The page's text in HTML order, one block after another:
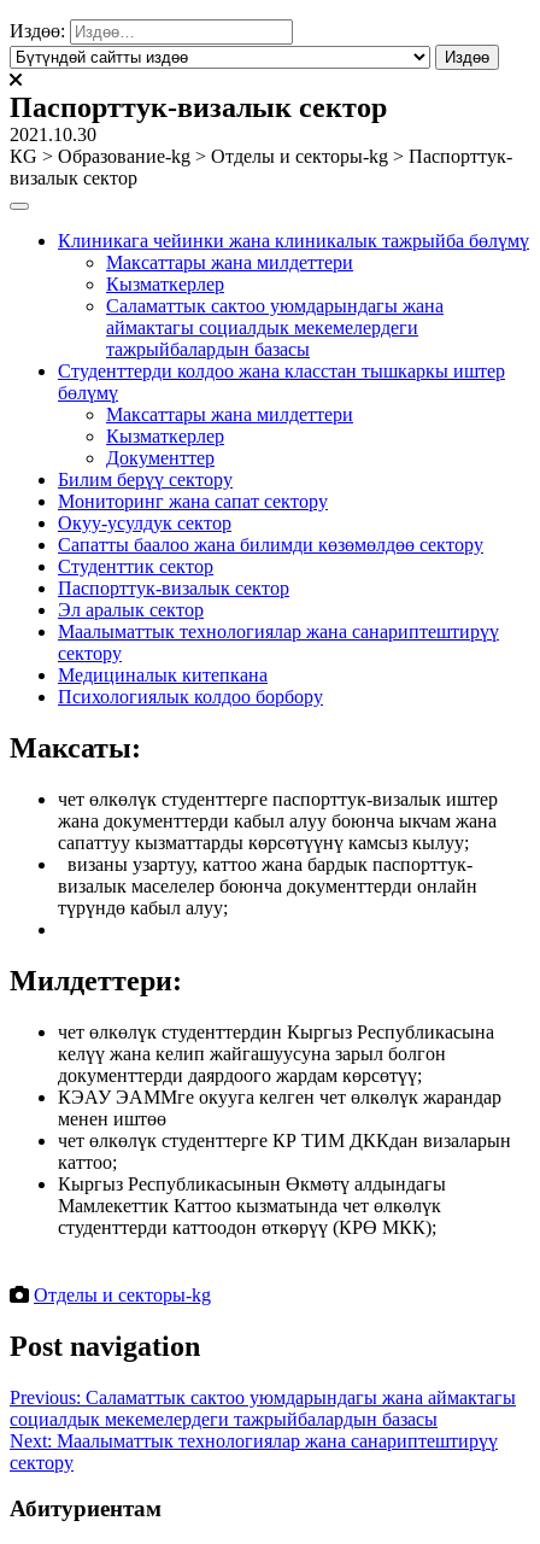
Издөө:
Паспорттук-визалык сектор
2021.10.30
КG > Образование-kg > Отделы и секторы-kg > Паспорттук-
визалык сектор
Клиникага чейинки жана клиникалык тажрыйба бөлүмү
Максаттары жана милдеттери
Кызматкерлер
Саламаттык сактоо уюмдарындагы жана
аймактагы социалдык мекемелердеги
тажрыйбалардын базасы
Студенттерди колдоо жана класстан тышкаркы иштер
бөлүмү
Максаттары жана милдеттери
Кызматкерлер
Документтер
Билим берүү сектору
Мониторинг жана сапат сектору
Окуу-усулдук сектор
Сапатты баалоо жана билимди көзөмөлдөө сектору
Студенттик сектор
Паспорттук-визалык сектор
Эл аралык сектор
Маалыматтык технологиялар жана санариптештирүү
сектору
Медициналык китепкана
Психологиялык колдоо борбору
Максаты:
чет өлкөлүк студенттерге паспорттук-визалык иштер
жана документтерди кабыл алуу боюнча ыкчам жана
сапаттуу кызматтарды көрсөтүүнү камсыз кылуу;
визаны узартуу, каттоо жана бардык паспорттук-
визалык маселелер боюнча документтерди онлайн
түрүндө кабыл алуу;
Милдеттери:
чет өлкөлүк студенттердин Кыргыз Республикасына
келүү жана келип жайгашуусуна зарыл болгон
документтерди даярдоого жардам көрсөтүү;
КЭАУ ЭАММге окууга келген чет өлкөлүк жарандар
менен иштөө
чет өлкөлүк студенттерге КР ТИМ ДККдан визаларын
каттоо;
Кыргыз Республикасынын Өкмөтү алдындагы
Мамлекеттик Каттоо кызматында чет өлкөлүк
студенттерди каттоодон өткөрүү (КРӨ МКК);
Отделы и секторы-kg
Post navigation
Previous: Саламаттык сактоо уюмдарындагы жана аймактагы
социалдык мекемелердеги тажрыйбалардын базасы
Next: Маалыматтык технологиялар жана санариптештирүү
сектору
Абитуриентам